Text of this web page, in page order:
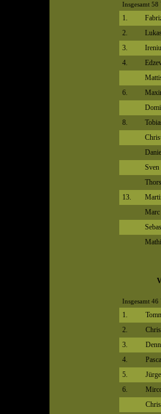
Insgesamt
1.
2.
3.
4.
6.
8.
Sven
13.
Marc
Insgesamt
1.
2.
3.
4.
5.
6.